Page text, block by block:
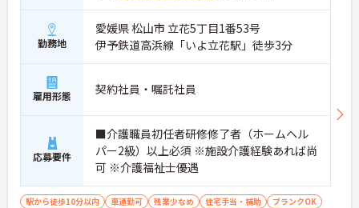
勤務地
愛媛県 松山市 立花5丁目1番53号
伊予鉄道高浜線「いよ立花駅」徒歩3分
雇用形態 契約社員・嘱託社員
応募要件
■介護職員初任者研修修了者（ホームヘル
パー2級）以上必須 ※施設介護経験あれば尚
可 ※介護福祉士優遇
駅から徒歩10分以内 車通勤可 残業少なめ 住宅手当・補助
ブランクOK